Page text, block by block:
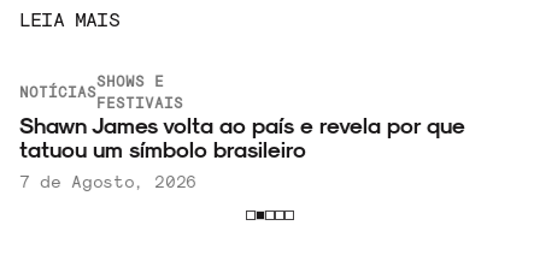
LEIA MAIS
NOTÍCIAS
SHOWS E
FESTIVAIS
Shawn James volta ao país e revela por que
tatuou um símbolo brasileiro
7 de Agosto, 2026